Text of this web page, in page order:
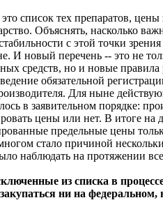
список тех препаратов, цены
Объяснять, насколько
с этой точки
И новый перечень -- это не
средств, но и новые
обязательной
Для ныне
в заявительном порядке:
цены или нет. В итоге
предельные цены
стало причиной
наблюдать на протяжении
из списка в
ни на